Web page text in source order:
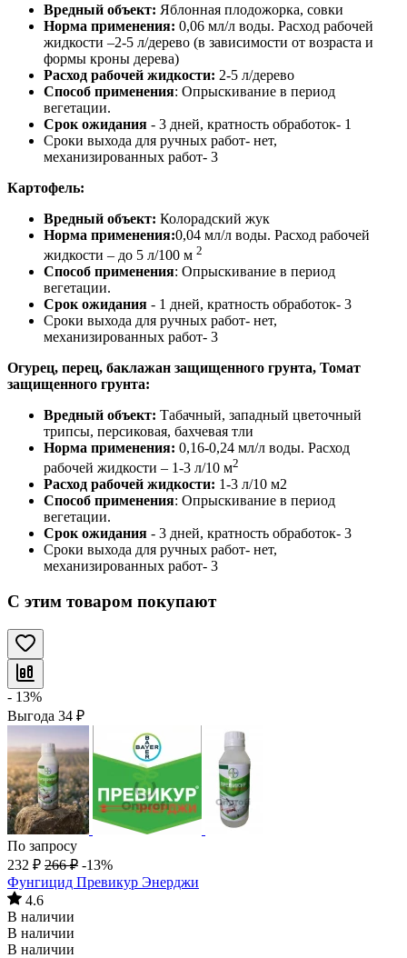
Вредный объект: Яблонная плодожорка, совки
Норма применения: 0,06 мл/л воды. Расход рабочей
жидкости –2-5 л/дерево (в зависимости от возраста и
формы кроны дерева)
Расход рабочей жидкости: 2-5 л/дерево
Способ применения: Опрыскивание в период
вегетации.
Срок ожидания - 3 дней, кратность обработок- 1
Сроки выхода для ручных работ- нет,
механизированных работ- 3
Картофель:
Вредный объект: Колорадский жук
Норма применения:0,04 мл/л воды. Расход рабочей
жидкости – до 5 л/100 м 2
Способ применения: Опрыскивание в период
вегетации.
Срок ожидания - 1 дней, кратность обработок- 3
Сроки выхода для ручных работ- нет,
механизированных работ- 3
Огурец, перец, баклажан защищенного грунта, Томат
защищенного грунта:
Вредный объект: Табачный, западный цветочный
трипсы, персиковая, бахчевая тли
Норма применения: 0,16-0,24 мл/л воды. Расход
рабочей жидкости – 1-3 л/10 м2
Расход рабочей жидкости: 1-3 л/10 м2
Способ применения: Опрыскивание в период
вегетации.
Срок ожидания - 3 дней, кратность обработок- 3
Сроки выхода для ручных работ- нет,
механизированных работ- 3
С этим товаром покупают
- 13%
Выгода 34 ₽
По запросу
232 ₽ 266 ₽ -13%
Фунгицид Превикур Энерджи
4.6
В наличии
В наличии
В наличии